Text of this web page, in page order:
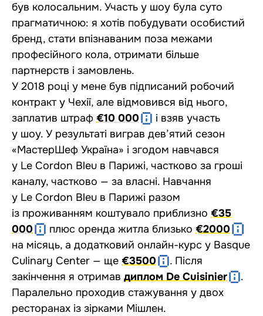
був колосальним. Участь у шоу була суто
прагматичною: я хотів побудувати особистий
бренд, стати впізнаваним поза межами
професійного кола, отримати більше
партнерств і замовлень.
У 2018 році у мене був підписаний робочий
контракт у Чехії, але відмовився від нього,
заплатив штраф €10 000
і взяв участь
у шоу. У результаті виграв дев’ятий сезон
«МастерШеф Україна» і згодом навчався
у Le Cordon Bleu в Парижі, частково за гроші
каналу, частково — за власні. Навчання
у Le Cordon Bleu в Парижі разом
із проживанням коштувало приблизно €35
000
плюс оренда житла близько€2000
на місяць, а додатковий онлайн-курс у Basque
Culinary Center — ще €3500
. Після
закінчення я отримав диплом De Cuisinier
.
Паралельно проходив стажування у двох
ресторанах із зірками Мішлен.